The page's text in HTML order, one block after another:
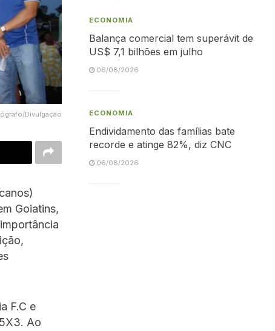
Divulgação
Goiatins,
F.C e
Ao
ECONOMIA
Balança comercial tem superávit de
US$ 7,1 bilhões em julho
06/08/2026
ECONOMIA
Endividamento das famílias bate
recorde e atinge 82%, diz CNC
06/08/2026